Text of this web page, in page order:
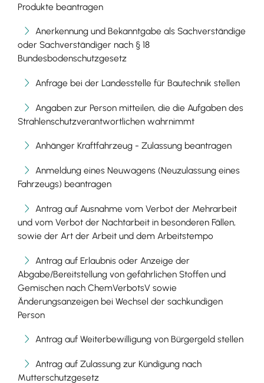
Produkte beantragen
Anerkennung und Bekanntgabe als Sachverständige
oder Sachverständiger nach § 18
Bundesbodenschutzgesetz
Anfrage bei der Landesstelle für Bautechnik stellen
Angaben zur Person mitteilen, die die Aufgaben des
Strahlenschutzverantwortlichen wahrnimmt
Anhänger Kraftfahrzeug - Zulassung beantragen
Anmeldung eines Neuwagens (Neuzulassung eines
Fahrzeugs) beantragen
Antrag auf Ausnahme vom Verbot der Mehrarbeit
und vom Verbot der Nachtarbeit in besonderen Fällen,
sowie der Art der Arbeit und dem Arbeitstempo
Antrag auf Erlaubnis oder Anzeige der
Abgabe/Bereitstellung von gefährlichen Stoffen und
Gemischen nach ChemVerbotsV sowie
Änderungsanzeigen bei Wechsel der sachkundigen
Person
Antrag auf Weiterbewilligung von Bürgergeld stellen
Antrag auf Zulassung zur Kündigung nach
Mutterschutzgesetz